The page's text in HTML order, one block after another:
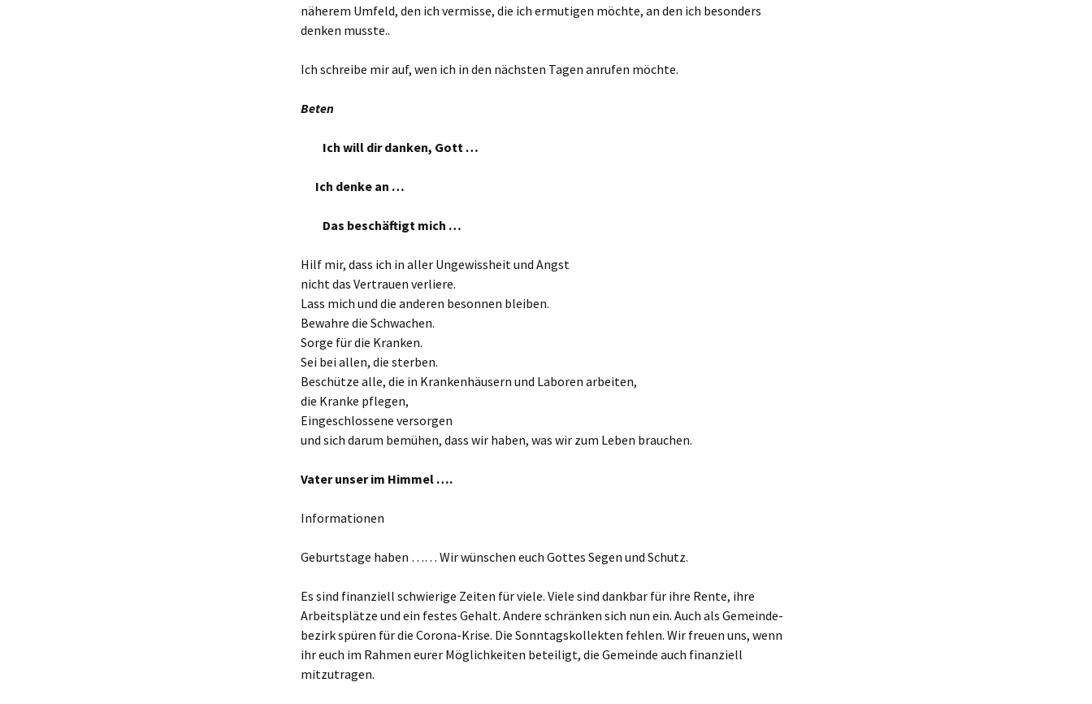
näherem Umfeld, den ich vermisse, die ich ermutigen möchte, an den ich besonders
denken musste..
Ich schreibe mir auf, wen ich in den nächsten Tagen anrufen möchte.
Beten
Ich will dir danken, Gott …
Ich denke an …
Das beschäftigt mich …
Hilf mir, dass ich in aller Ungewissheit und Angst
nicht das Vertrauen verliere.
Lass mich und die anderen besonnen bleiben.
Bewahre die Schwachen.
Sorge für die Kranken.
Sei bei allen, die sterben.
Beschütze alle, die in Krankenhäusern und Laboren arbeiten,
die Kranke pflegen,
Eingeschlossene versorgen
und sich darum bemühen, dass wir haben, was wir zum Leben brauchen.
Vater unser im Himmel ….
Informationen
Geburtstage haben …… Wir wünschen euch Gottes Segen und Schutz.
Es sind finanziell schwierige Zeiten für viele. Viele sind dankbar für ihre Rente, ihre
Arbeitsplätze und ein festes Gehalt. Andere schränken sich nun ein. Auch als Gemeinde-
bezirk spüren für die Corona-Krise. Die Sonntagskollekten fehlen. Wir freuen uns, wenn
ihr euch im Rahmen eurer Möglichkeiten beteiligt, die Gemeinde auch finanziell
mitzutragen.